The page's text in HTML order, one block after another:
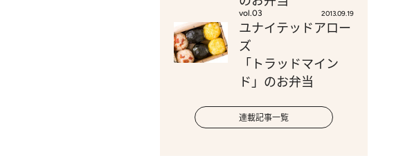
vol.03 2013.09.19
ユナイテッドアロー
ズ
「トラッドマイン
ド」のお弁当
連載記事一覧